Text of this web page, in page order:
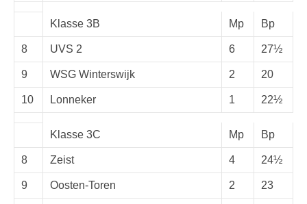
Klasse 3B Mp Bp
8 UVS 2 6 27½
9 WSG Winterswijk 2 20
10 Lonneker 1 22½
Klasse 3C Mp Bp
8 Zeist 4 24½
9 Oosten-Toren 2 23